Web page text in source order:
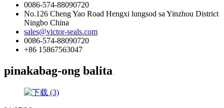
0086-574-88090720
No.126 Cheng Yao Road Hengxi lungsod sa Yinzhou District
Ningbo China
sales@victor-seals.com
0086-574-88090720
+86 15867563047
pinakabag-ong balita